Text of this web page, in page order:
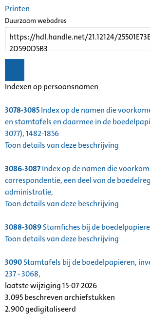
Printen
Duurzaam webadres
Indexen op persoonsnamen
3078-3085Index op de namen die
en stamtafels en daarmee in de
3077), 1482-1856
Toon details van deze beschrijving
3086-3087Index op de namen die
correspondentie, een deel van de
administratie,
Toon details van deze beschrijving
3088-3089Stamfiches bij de
Toon details van deze beschrijving
3090Stamtafels bij de boedelpapieren,
237 - 3068,
laatste wijziging 15-07-2026
3.095 beschreven archiefstukken
2.900 gedigitaliseerd